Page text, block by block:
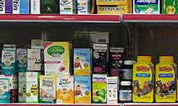
đặc biệt là làm trắng da từ
đen do tia cực tím và căng